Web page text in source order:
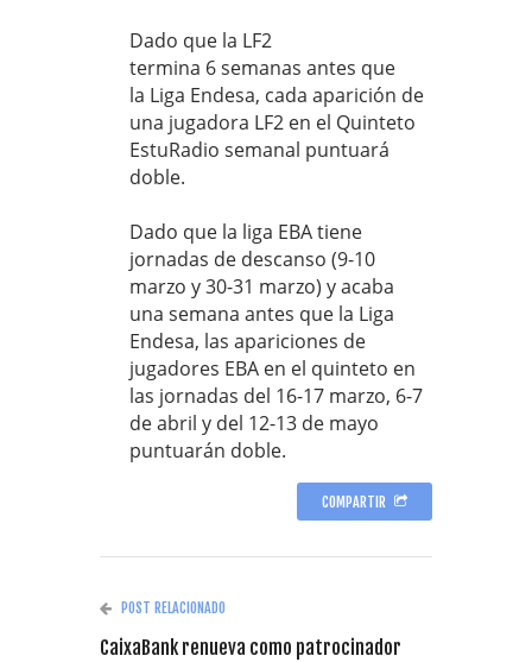
Dado que la LF2
termina 6 semanas antes que
la Liga Endesa, cada aparición de
una jugadora LF2 en el Quinteto
EstuRadio semanal puntuará
doble.
Dado que la liga EBA tiene
jornadas de descanso (9-10
marzo y 30-31 marzo) y acaba
una semana antes que la Liga
Endesa, las apariciones de
jugadores EBA en el quinteto en
las jornadas del 16-17 marzo, 6-7
de abril y del 12-13 de mayo
puntuarán doble.
COMPARTIR
POST RELACIONADO
CaixaBank renueva como patrocinador